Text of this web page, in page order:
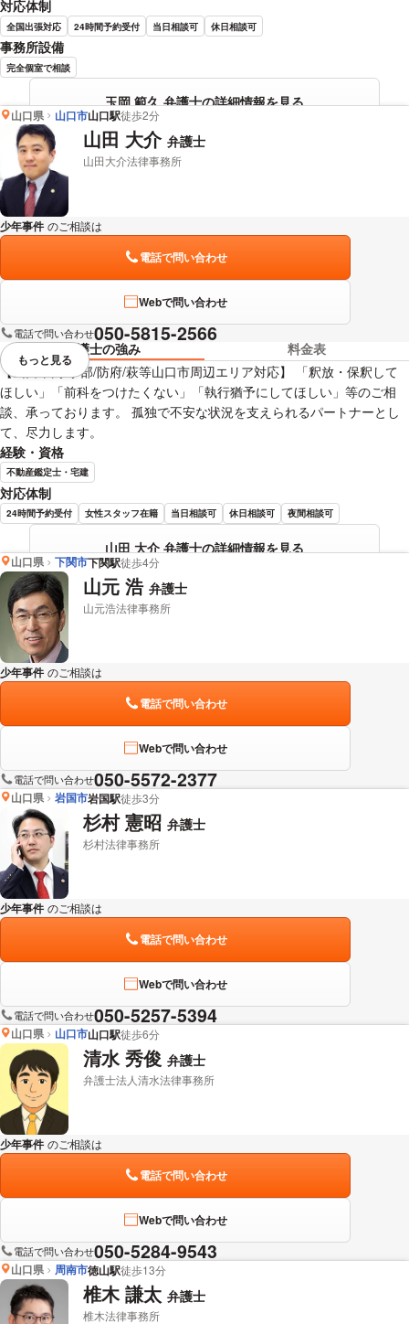
対応体制
全国出張対応 24時間予約受付 当日相談可 休日相談可
事務所設備
完全個室で相談
玉岡 範久 弁護士の詳細情報を見る
山口県 山口市山口駅徒歩2分
山田 大介 弁護士
山田大介法律事務所
少年事件 のご相談は
電話で問い合わせ
Webで問い合わせ
電話で問い合わせ050-5815-2566
弁護士の強み
料金表
【山口市内/宇部/防府/萩等山口市周辺エリア対応】 「釈放・保釈して
ほしい」「前科をつけたくない」「執行猶予にしてほしい」等のご相
談、承っております。 孤独で不安な状況を支えられるパートナーとし
て、尽力します。
経験・資格
不動産鑑定士・宅建
対応体制
24時間予約受付 女性スタッフ在籍 当日相談可 休日相談可 夜間相談可
山田 大介 弁護士の詳細情報を見る
視覚的に省略されている要素を
もっと見る
山口県 下関市下関駅徒歩4分
山元 浩 弁護士
山元浩法律事務所
少年事件 のご相談は
電話で問い合わせ
Webで問い合わせ
電話で問い合わせ050-5572-2377
山口県 岩国市岩国駅徒歩3分
杉村 憲昭 弁護士
杉村法律事務所
少年事件 のご相談は
電話で問い合わせ
Webで問い合わせ
電話で問い合わせ050-5257-5394
山口県 山口市山口駅徒歩6分
清水 秀俊 弁護士
弁護士法人清水法律事務所
少年事件 のご相談は
電話で問い合わせ
Webで問い合わせ
電話で問い合わせ050-5284-9543
山口県 周南市徳山駅徒歩13分
椎木 謙太 弁護士
椎木法律事務所